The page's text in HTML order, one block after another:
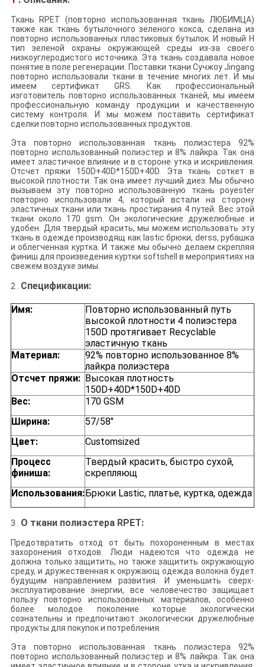
Ткань RPET (повторно использованная ткань ЛЮБИМЦА)
также как ткань бутылочного зеленого кокса, сделана из
повторно использованных пластиковых бутылок. И новый Н
тип зеленой охраны окружающей среды из-за своего
низкоуглеродистого источника. Эта ткань создавала новое
понятие в поле регенерации. Поставки ткани Сучжоу Jingang
повторно использовали ткани в течение многих лет. И мы
имеем сертификат GRS. Как профессиональный
изготовитель повторно использованных тканей, мы имеем
профессиональную команду продукции и качественную
систему контроля. И мы можем поставить сертификат
сделки повторно использованных продуктов.
Эта повторно использованная ткань полиэстера 92%
повторно использованный полиэстер и 8% лайкра. Так она
имеет эластичное влияние и в стороне утка и искривления.
Отсчет пряжи 150D+40D*150D+40D. Эта ткань соткет в
высокой плотности. Так она имеет лучший диез. Мы обычно
вызываем эту повторно использованную ткань poyester
повторно использовали 4, который встали на сторону
эластичных ткани или ткань простирания 4 путей. Вес этой
ткани около 170 gsm. Он экологические дружелюбные и
удобен. Для твердый красить, мы можем использовать эту
ткань в одежде производящ как lastic брюки, derss, рубашка
и облегченная куртка. И также мы обычно делаем скрепляя
финиш для произведения куртки softshell в мероприятиях на
свежем воздухе зимы.
2 . Спецификации:
Имя:
Повторно использованный путь
высокой плотности 4 полиэстера
150D протягивает Recyclable
эластичную ткань
Материал:
92% повторно использованное 8%
лайкра полиэстера
Отсчет пряжи: Высокая плотность
150D+40D*150D+40D
Вес:
170 GSM
Ширина:
57/58"
Цвет:
Customsized
Процесс
финиша:
Твердый красить, быстро сухой,
скрепляющ
Использования:Брюки Lastic, платье, куртка, одежда
3 . О ткани полиэстера RPET:
Предотвратить отход от быть похороненным в местах
захоронения отходов. Люди надеются что одежда не
должна только защитить, но также защитить окружающую
среду, и дружественная к окружающ одежда волокна будет
будущим направлением развития. И уменьшить сверх-
эксплуатирование энергии, все человечество защищает
пользу повторно использованных материалов, особенно
более молодое поколение которые экологически
сознательны и предпочитают экологически дружелюбные
продукты для покупок и потребления.
Эта повторно использованная ткань полиэстера 92%
повторно использованный полиэстер и 8% лайкра. Так она